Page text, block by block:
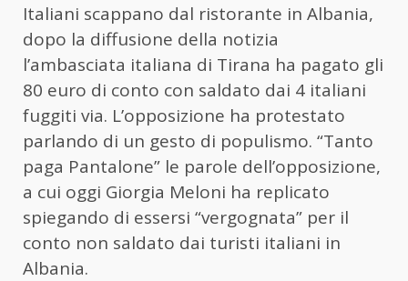
Italiani scappano dal ristorante in Albania,
dopo la diffusione della notizia
l’ambasciata italiana di Tirana ha pagato gli
80 euro di conto con saldato dai 4 italiani
fuggiti via. L’opposizione ha protestato
parlando di un gesto di populismo. “Tanto
paga Pantalone” le parole dell’opposizione,
a cui oggi Giorgia Meloni ha replicato
spiegando di essersi “vergognata” per il
conto non saldato dai turisti italiani in
Albania.